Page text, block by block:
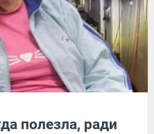
полезла, ради